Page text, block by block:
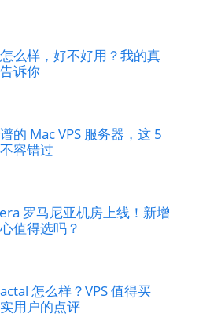
么样，好不好用？我的真
诉你
的 Mac VPS 服务器，这 5
容错过
罗马尼亚机房上线！新增
值得选吗？
怎么样？VPS 值得买
用户的点评